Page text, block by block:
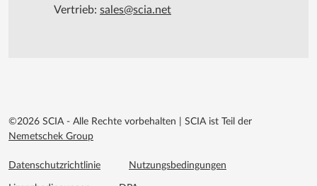
Vertrieb: sales@scia.net
©2026 SCIA - Alle Rechte vorbehalten
SCIA ist Teil der
Nemetschek Group
Footer menu extra
Datenschutzrichtlinie Nutzungsbedingungen